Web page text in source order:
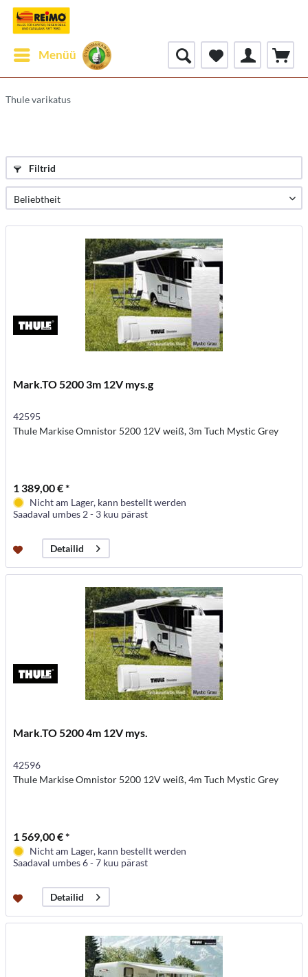
Menüü
Thule varikatus
Filtrid
Mark.TO 5200 3m 12V mys.g
42595
Thule Markise Omnistor 5200 12V weiß, 3m Tuch Mystic Grey
1 389,00 € *
Nicht am Lager, kann bestellt werden
Saadaval umbes 2 - 3 kuu pärast
Detailid
Mark.TO 5200 4m 12V mys.
42596
Thule Markise Omnistor 5200 12V weiß, 4m Tuch Mystic Grey
1 569,00 € *
Nicht am Lager, kann bestellt werden
Saadaval umbes 6 - 7 kuu pärast
Detailid